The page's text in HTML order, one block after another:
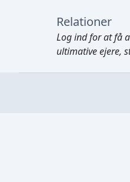
Relationer
Log indfor at få
ultimative ejere,